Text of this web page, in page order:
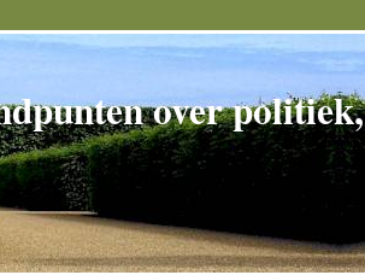
over politiek,